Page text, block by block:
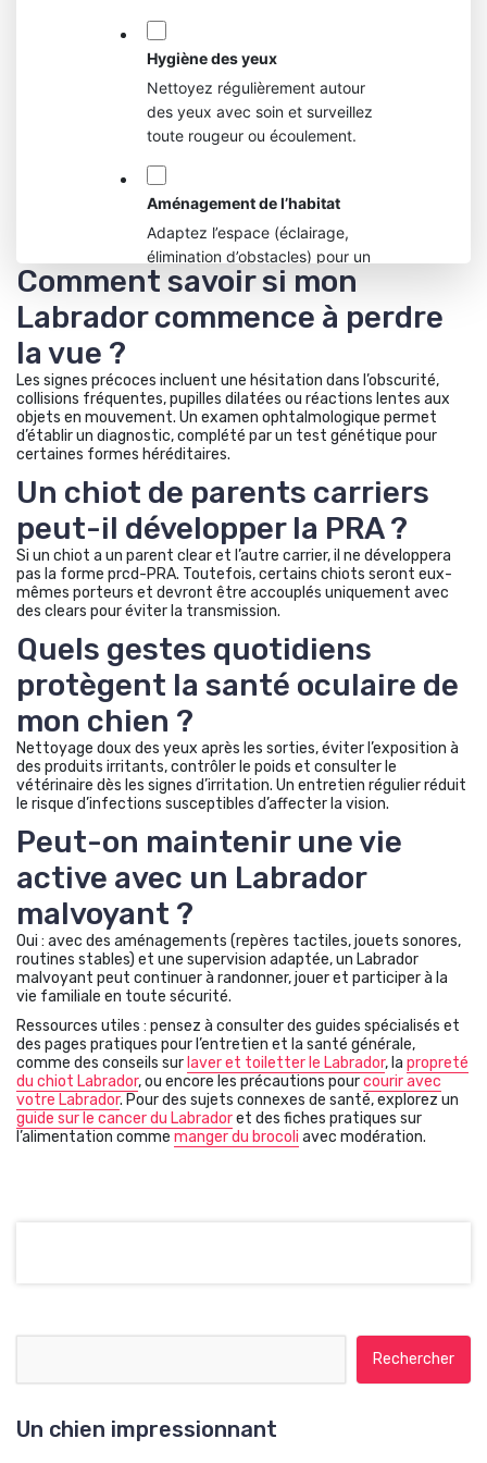
Hygiène des yeux
Nettoyez régulièrement autour
des yeux avec soin et surveillez
toute rougeur ou écoulement.
Aménagement de l’habitat
Adaptez l’espace (éclairage,
élimination d’obstacles) pour un
chien à vision réduite.
Offrez une alimentation riche en
antioxydants et nutriments
favorables à la santé de l’œil.
Signes d’alerte
Surveillez baisse d’appétit, heurt
d’objets, clignements excessifs,
pupilles anormales.
Risque de cécité et
âge
Ajustez l’âge pour visualiser l’évolution du
risque (estimation illustrative).
4 ans
Risque estimé :19%
Calendrier
recommandé
d’examens
Quiz rapide : Signes
1) Un signe fréquent de perte de vision
Comment savoir si mon
Labrador commence à perdre
la vue ?
Les signes précoces incluent une hésitation dans l’obscurité,
collisions fréquentes, pupilles dilatées ou réactions lentes aux
objets en mouvement. Un examen ophtalmologique permet
d’établir un diagnostic, complété par un test génétique pour
certaines formes héréditaires.
Un chiot de parents carriers
peut-il développer la PRA ?
Si un chiot a un parent clear et l’autre carrier, il ne développera
pas la forme prcd-PRA. Toutefois, certains chiots seront eux-
mêmes porteurs et devront être accouplés uniquement avec
des clears pour éviter la transmission.
Quels gestes quotidiens
protègent la santé oculaire de
mon chien ?
Nettoyage doux des yeux après les sorties, éviter l’exposition à
des produits irritants, contrôler le poids et consulter le
vétérinaire dès les signes d’irritation. Un entretien régulier réduit
le risque d’infections susceptibles d’affecter la vision.
Peut-on maintenir une vie
active avec un Labrador
malvoyant ?
Oui : avec des aménagements (repères tactiles, jouets sonores,
routines stables) et une supervision adaptée, un Labrador
malvoyant peut continuer à randonner, jouer et participer à la
vie familiale en toute sécurité.
Ressources utiles : pensez à consulter des guides spécialisés et
des pages pratiques pour l’entretien et la santé générale,
comme des conseils sur laver et toiletter le Labrador, la propreté
du chiot Labrador, ou encore les précautions pourcourir avec
votre Labrador. Pour des sujets connexes de santé, explorez un
guide sur le cancer du Labradoret des fiches pratiques sur
l’alimentation comme manger du brocoli avec modération.
Un chien impressionnant